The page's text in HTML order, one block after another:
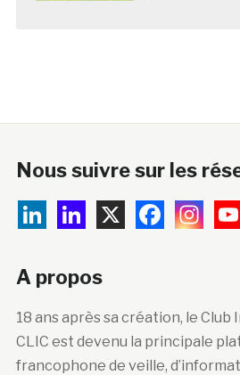
Nous suivre sur les
A propos
18 ans après sa création, le
CLIC est devenu la principale
francophone de veille,